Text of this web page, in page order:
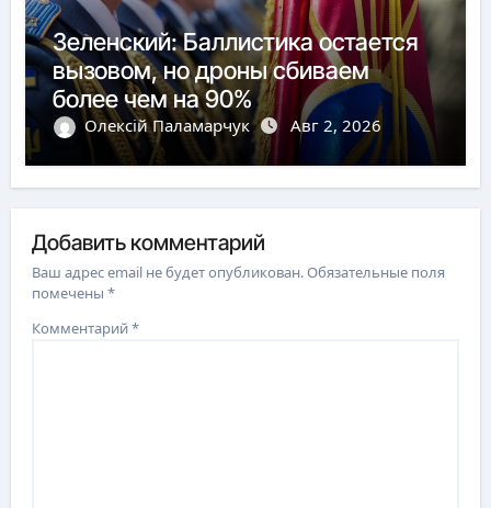
Зеленский: Баллистика остается
вызовом, но дроны сбиваем
более чем на 90%
Олексій Паламарчук Авг 2, 2026
Добавить комментарий
Ваш адрес email не будет опубликован.Обязательные поля
помечены*
Комментарий*